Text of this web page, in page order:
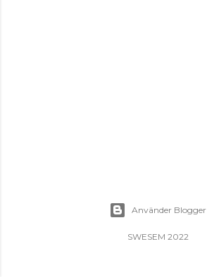
Använder Blogger
SWESEM 2022